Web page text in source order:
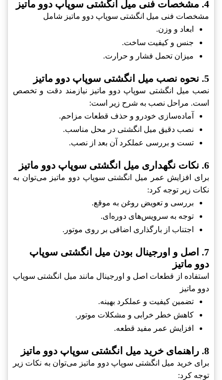
4. مشخصات فنی میل انگشتی سوپاپ دوو ماتیز
مشخصات فنی میل انگشتی سوپاپ دوو ماتیز شامل
ابعاد و وزن.
جنس و کیفیت ساخت.
میزان تحمل فشار و حرارت.
5. نحوه نصب میل انگشتی سوپاپ دوو ماتیز
نصب میل انگشتی سوپاپ دوو ماتیز نیازمند دقت و تخصص
است. مراحل نصب به شرح زیر است:
آماده‌سازی خودرو و حذف قطعات مزاحم.
نصب دقیق میل انگشتی در محل مناسب.
تست و بررسی عملکرد آن بعد از نصب.
6. نکات نگهداری میل انگشتی سوپاپ دوو ماتیز
برای افزایش عمر میل انگشتی سوپاپ دوو ماتیز می‌توان به
نکات زیر توجه کرد:
بررسی و تعویض روغن به موقع.
توجه به سرویس‌های دوره‌ای.
اجتناب از بارگذاری اضافی بر روی موتور.
7. اصل و اورجینال بودن میل انگشتی سوپاپ
دوو ماتیز
استفاده از قطعات اصل و اورجینال مانند میل انگشتی سوپاپ
دوو ماتیز
تضمین کیفیت و عملکرد بهینه.
کاهش خطر خرابی و مشکلات موتور.
افزایش عمر مفید قطعه.
8. راهنمای خرید میل انگشتی سوپاپ دوو ماتیز
برای خرید میل انگشتی سوپاپ دوو ماتیز می‌توان به نکات زیر
توجه کرد: